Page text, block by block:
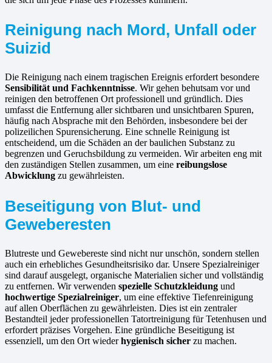
Reinigung nach Mord, Unfall oder
Suizid
Die Reinigung nach einem tragischen Ereignis erfordert besondere
Sensibilität und Fachkenntnisse. Wir gehen behutsam vor und
reinigen den betroffenen Ort professionell und gründlich. Dies
umfasst die Entfernung aller sichtbaren und unsichtbaren Spuren,
häufig nach Absprache mit den Behörden, insbesondere bei der
polizeilichen Spurensicherung. Eine schnelle Reinigung ist
entscheidend, um die Schäden an der baulichen Substanz zu
begrenzen und Geruchsbildung zu vermeiden. Wir arbeiten eng mit
den zuständigen Stellen zusammen, um eine reibungslose
Abwicklung zu gewährleisten.
Beseitigung von Blut- und
Geweberesten
Blutreste und Gewebereste sind nicht nur unschön, sondern stellen
auch ein erhebliches Gesundheitsrisiko dar. Unsere Spezialreiniger
sind darauf ausgelegt, organische Materialien sicher und vollständig
zu entfernen. Wir verwenden spezielle Schutzkleidung und
hochwertige Spezialreiniger, um eine effektive Tiefenreinigung
auf allen Oberflächen zu gewährleisten. Dies ist ein zentraler
Bestandteil jeder professionellen Tatortreinigung für Tetenhusen und
erfordert präzises Vorgehen. Eine gründliche Beseitigung ist
essenziell, um den Ort wiederhygienisch sicher zu machen.